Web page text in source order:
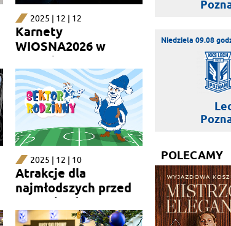
2025 | 12 | 12
Karnety
WIOSNA2026 w
sprzedaży
2025 | 12 | 10
Atrakcje dla
najmłodszych przed
ostatnim domowym
meczem
Niedziela 09.08
POLECAMY